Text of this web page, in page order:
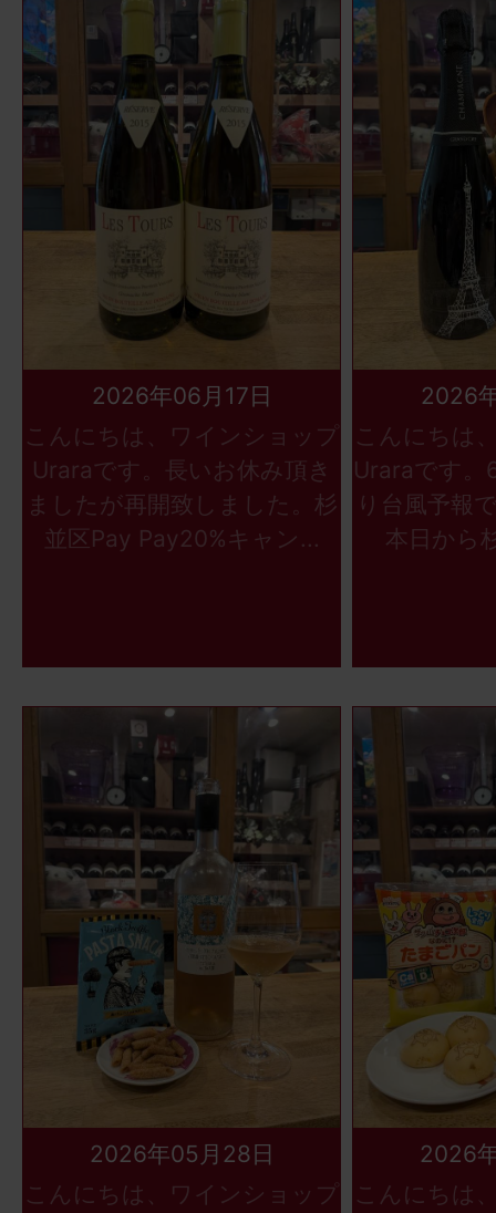
2026年06月17日
こんにちは、ワインショップ
Uraraです。長いお休み頂き
ましたが再開致しました。杉
並区Pay Pay20%キャン...
2026
こんにちは
Uraraです。
り台風予報
本日から
2026年05月28日
こんにちは、ワインショップ
2026
こんにちは